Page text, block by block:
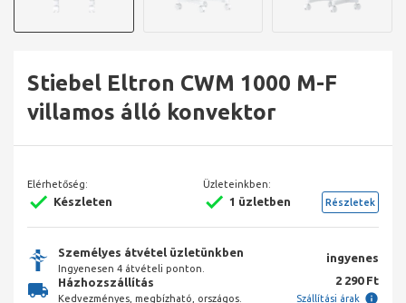
Stiebel Eltron CWM 1000 M-F
villamos álló konvektor
Elérhetőség:
Készleten
Üzleteinkben:
1 üzletben Részletek
Személyes átvétel üzletünkben
Ingyenesen 4 átvételi ponton.
ingyenes
Házhozszállítás
Kedvezményes, megbízható, országos.
2 290 Ft
Szállítási árak